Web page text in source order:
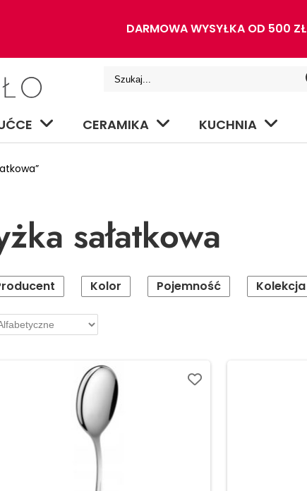
DARMOWA WYSYŁKA OD 500 ZŁ
CERAMIKA KUCHNIA
sałatkowa
Kolor Pojemność Kolekcja